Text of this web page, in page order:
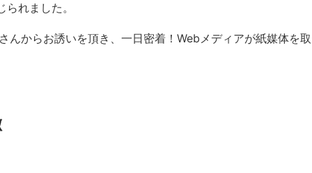
れました。
んからお誘いを頂き、一日密着！Webメディアが紙媒体を取